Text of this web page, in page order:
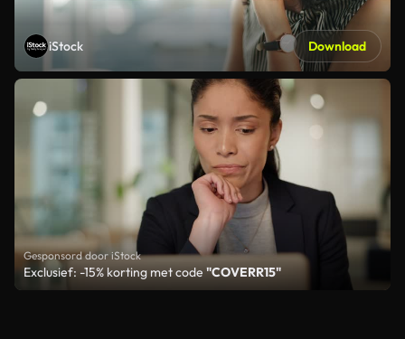
iStock Download
Gesponsord door iStock
Exclusief: -15% korting met code "COVERR15"